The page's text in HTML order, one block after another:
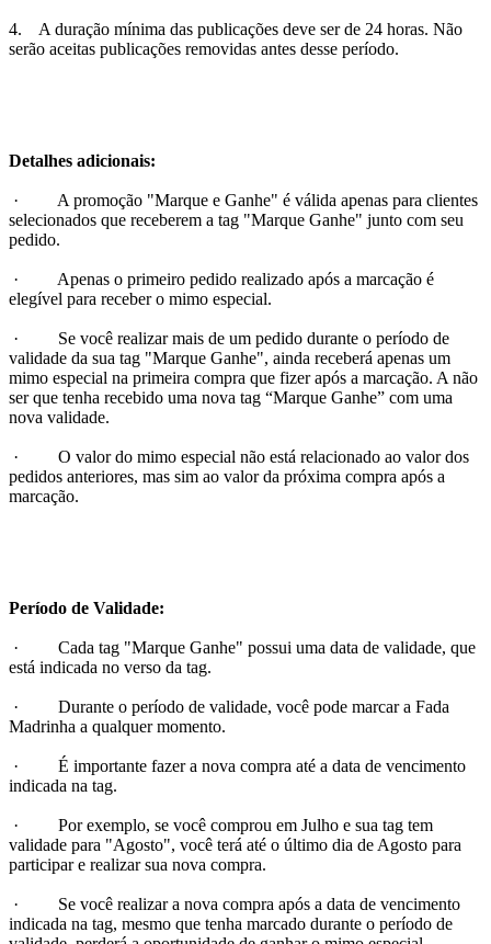
4. A duração mínima das publicações deve ser de 24 horas. Não
serão aceitas publicações removidas antes desse período.
Detalhes adicionais:
· A promoção "Marque e Ganhe" é válida apenas para clientes
selecionados que receberem a tag "Marque Ganhe" junto com seu
pedido.
· Apenas o primeiro pedido realizado após a marcação é
elegível para receber o mimo especial.
· Se você realizar mais de um pedido durante o período de
validade da sua tag "Marque Ganhe", ainda receberá apenas um
mimo especial na primeira compra que fizer após a marcação. A não
ser que tenha recebido uma nova tag “Marque Ganhe” com uma
nova validade.
· O valor do mimo especial não está relacionado ao valor dos
pedidos anteriores, mas sim ao valor da próxima compra após a
marcação.
Período de Validade:
· Cada tag "Marque Ganhe" possui uma data de validade, que
está indicada no verso da tag.
· Durante o período de validade, você pode marcar a Fada
Madrinha a qualquer momento.
· É importante fazer a nova compra até a data de vencimento
indicada na tag.
· Por exemplo, se você comprou em Julho e sua tag tem
validade para "Agosto", você terá até o último dia de Agosto para
participar e realizar sua nova compra.
· Se você realizar a nova compra após a data de vencimento
indicada na tag, mesmo que tenha marcado durante o período de